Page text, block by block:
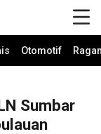
Otomotif
Sumbar